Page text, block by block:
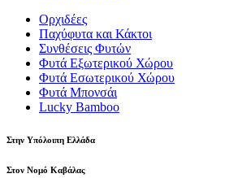
Ορχιδέες
Παχύφυτα και Κάκτοι
Συνθέσεις Φυτών
Φυτά Εξωτερικού Χώρου
Φυτά Εσωτερικού Χώρου
Φυτά Μπονσάι
Lucky Bamboo
Στην Υπόλοιπη Ελλάδα
Στον Νομό Καβάλας